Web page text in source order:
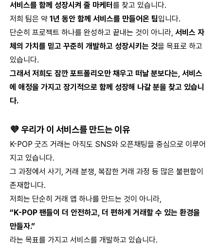
서비스를 함께 성장시켜 줄 마케터 를 찾고 있습니다.
저희 팀은 약 1년 동안 함께 서비스를 만들어온 팀입니다.
단순히 프로젝트 하나를 완성하고 끝내는 것이 아니라, 서비스 자
체의 가치를 믿고 꾸준히 개발하고 성장시키는 것을 목표로 하고
있습니다.
그래서 저희도 잠깐 포트폴리오만 채우고 떠날 분보다는, 서비스
에 애정을 가지고 장기적으로 함께 성장해 나갈 분을 찾고 있습니
다.
💜 우리가 이 서비스를 만드는 이유
K-POP 굿즈 거래는 아직도 SNS와 오픈채팅을 중심으로 이루어
지고 있습니다.
그 과정에서 사기, 거래 분쟁, 복잡한 거래 과정 등 많은 불편함이
존재합니다.
저희는 단순히 거래 앱 하나를 만드는 것이 아니라,
“K-POP 팬들이 더 안전하고, 더 편하게 거래할 수 있는 환경을
만들자.”
라는 목표를 가지고 서비스를 개발하고 있습니다.